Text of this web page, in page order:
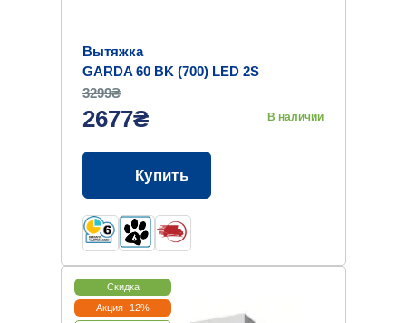
Вытяжка
GARDA 60 BK (700) LED 2S
3299₴
2677₴ В наличии
Купить
Скидка
Акция -12%